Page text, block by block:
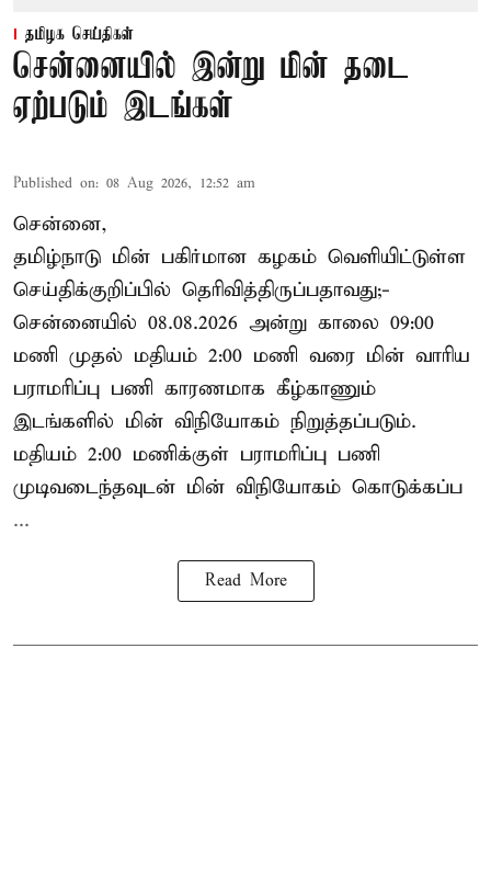
தமிழக செய்திகள்
சென்னையில் இன்று மின் தடை
ஏற்படும் இடங்கள்
Published on: 08 Aug 2026, 12:52 am
சென்னை,
தமிழ்நாடு மின் பகிர்மான கழகம் வெளியிட்டுள்ள
செய்திக்குறிப்பில் தெரிவித்திருப்பதாவது;-
சென்னையில் 08.08.2026 அன்று காலை 09:00
மணி முதல் மதியம் 2:00 மணி வரை மின் வாரிய
பராமரிப்பு பணி காரணமாக கீழ்காணும்
இடங்களில் மின் விநியோகம் நிறுத்தப்படும்.
மதியம் 2:00 மணிக்குள் பராமரிப்பு பணி
முடிவடைந்தவுடன் மின் விநியோகம் கொடுக்கப்ப
...
Read More